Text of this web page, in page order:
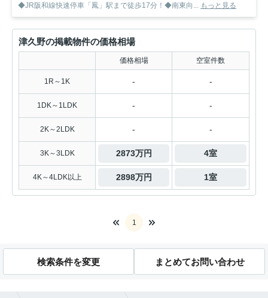
◆JR阪和線快速停車「鳳」駅まで徒歩17分！◆南東向... もっと見る
津久野の掲載物件の価格相場
価格相場 空室件数
1R～1K - -
1DK～1LDK - -
2K～2LDK - -
3K～3LDK 2873万円 4室
4K～4LDK以上 2898万円 1室
1
検索条件を変更 まとめてお問い合わせ